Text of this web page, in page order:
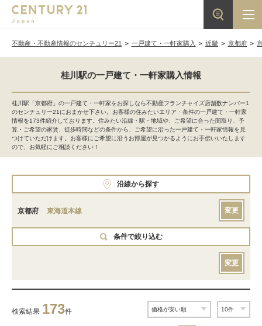
不動産・不動産情報のセンチュリー21 一戸建て・一軒家購入 近畿 京都府
桂川駅の一戸建て・一軒家購入情報
桂川駅「京都府」の一戸建て・一軒家をお探しなら不動産フランチャイズ店舗数ナンバー1
のセンチュリー21におまかせ下さい。お客様の住みたいエリア・条件の一戸建て・一軒家
情報を173件紹介しております。住みたい沿線・駅・地域や、ご希望に合った間取り、予
算・ご希望の家賃、徒歩時間などの条件から、ご希望に沿った一戸建て・一軒家情報を見
つけていただけます。お客様にご希望に沿うお部屋が見つかるようにお手伝いいたします
ので、お気軽にご相談ください！
沿線から探す
京都府 東海道本線 変更
条件で絞り込む
変更
検索結果 173件